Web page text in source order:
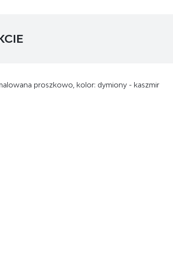
proszkowo, kolor: dymiony - kaszmir